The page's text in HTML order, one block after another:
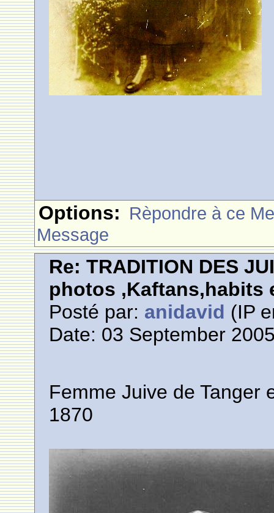
Options: Rèpondre à ce
Message
Re: TRADITION DES
photos ,Kaftans,habits
Posté par: anidavid (IP
Date: 03 September
Femme Juive de Tanger
1870